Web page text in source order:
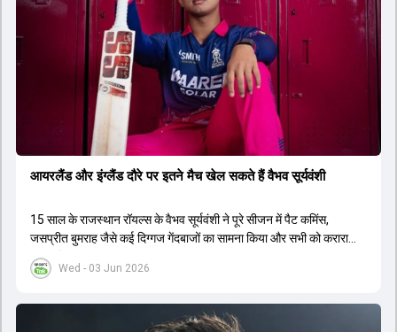
Wed - 03 Jun 2026
आयरलैंड और इंग्लैंड दौरे पर इतने मैच खेल सकते हैं वैभव सूर्यवंशी
15 साल के राजस्थान रॉयल्स के वैभव सूर्यवंशी ने पूरे सीजन में पैट कमिंस,
जसप्रीत बुमराह जैसे कई द‍िग्गज गेंदबाजों का सामना किया और सभी को करारा
जवाब द‍िया.